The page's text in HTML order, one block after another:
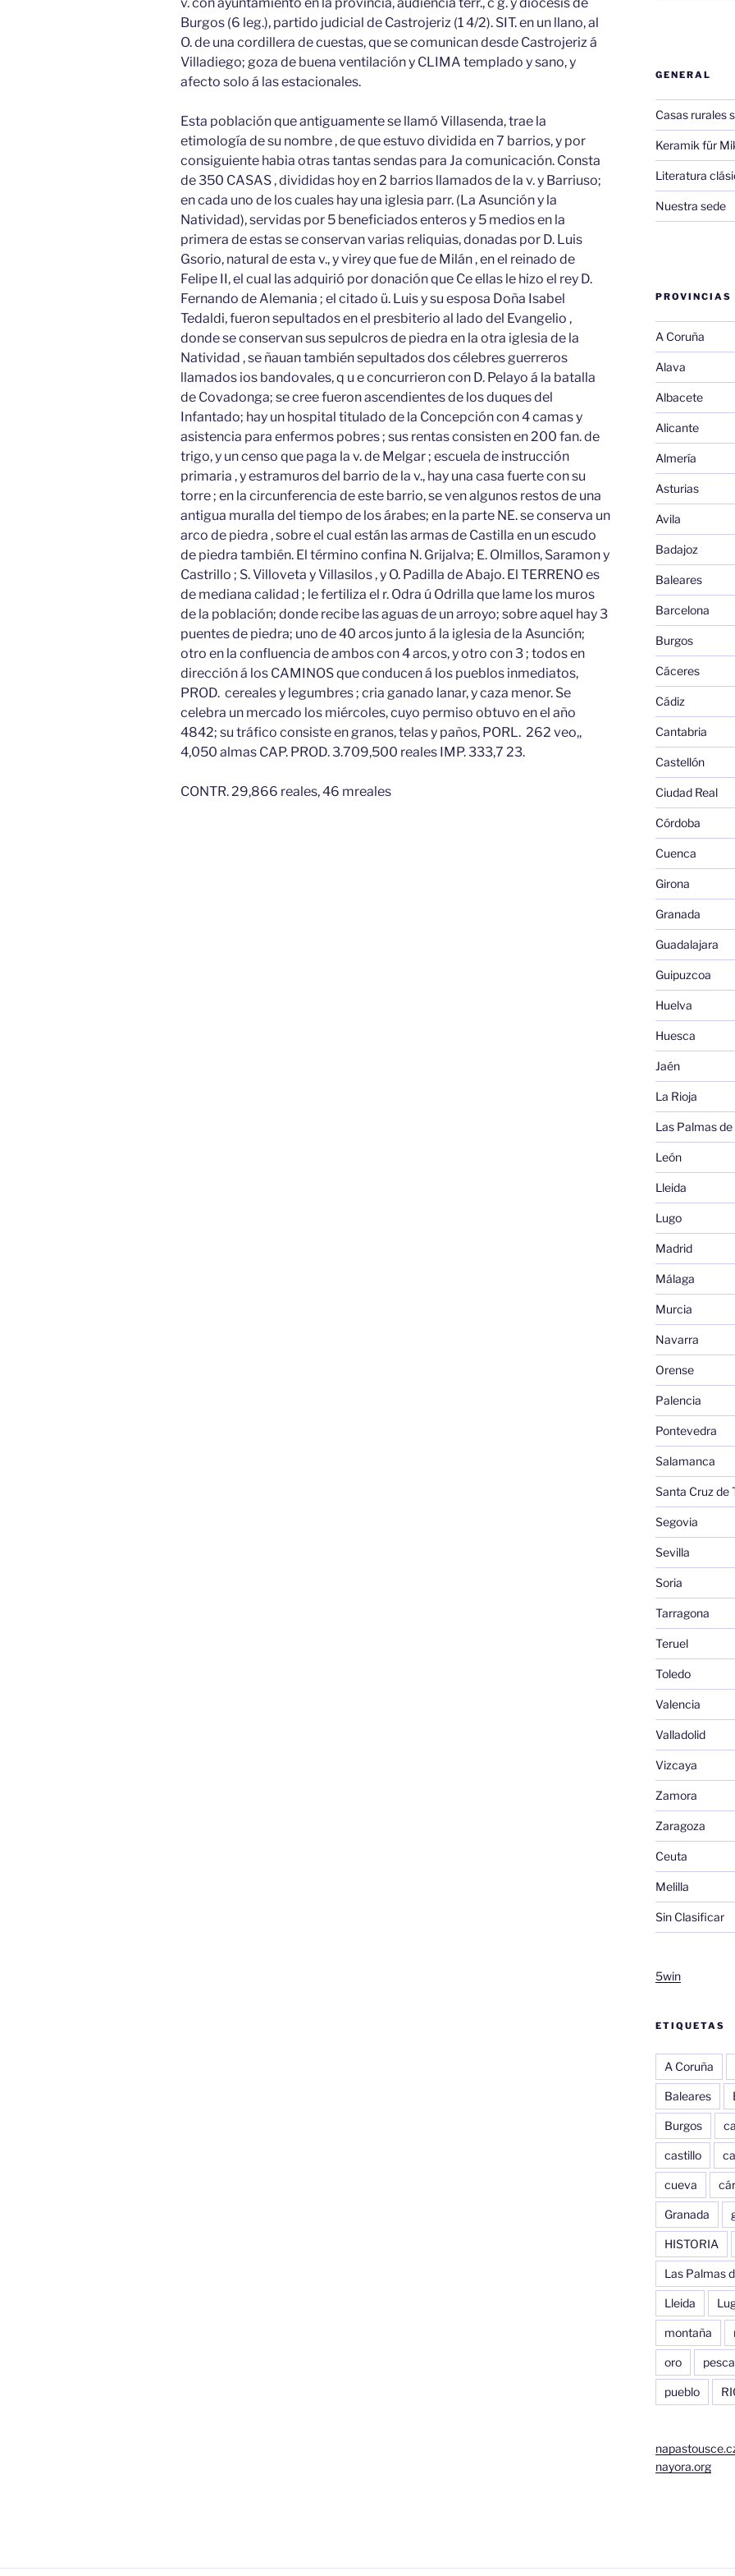
Burgos (6 leg.), partido judicial de Castrojeriz (1 4/2). SIT. en un llano, al
O. de una cordillera de cuestas, que se comunican desde Castrojeriz á
Villadiego; goza de buena ventilación y CLIMA templado y sano, y
afecto solo á las estacionales.
Esta población que antiguamente se llamó Villasenda, trae la
etimología de su nombre , de que estuvo dividida en 7 barrios, y por
consiguiente habia otras tantas sendas para Ja comunicación. Consta
de 350 CASAS , divididas hoy en 2 barrios llamados de la v. y Barriuso;
en cada uno de los cuales hay una iglesia parr. (La Asunción y la
Natividad), servidas por 5 beneficiados enteros y 5 medios en la
primera de estas se conservan varias reliquias, donadas por D. Luis
Gsorio, natural de esta v., y virey que fue de Milán , en el reinado de
Felipe II, el cual las adquirió por donación que Ce ellas le hizo el rey D.
Fernando de Alemania ; el citado ü. Luis y su esposa Doña Isabel
Tedaldi, fueron sepultados en el presbiterio al lado del Evangelio ,
donde se conservan sus sepulcros de piedra en la otra iglesia de la
Natividad , se ñauan también sepultados dos célebres guerreros
llamados ios bandovales, q u e concurrieron con D. Pelayo á la batalla
de Covadonga; se cree fueron ascendientes de los duques del
Infantado; hay un hospital titulado de la Concepción con 4 camas y
asistencia para enfermos pobres ; sus rentas consisten en 200 fan. de
trigo, y un censo que paga la v. de Melgar ; escuela de instrucción
primaria , y estramuros del barrio de la v., hay una casa fuerte con su
torre ; en la circunferencia de este barrio, se ven algunos restos de una
antigua muralla del tiempo de los árabes; en la parte NE. se conserva un
arco de piedra , sobre el cual están las armas de Castilla en un escudo
de piedra también. El término confina N. Grijalva; E. Olmillos, Saramon y
Castrillo ; S. Villoveta y Villasilos , y O. Padilla de Abajo. El TERRENO es
de mediana calidad ; le fertiliza el r. Odra ú Odrilla que lame los muros
de la población; donde recibe las aguas de un arroyo; sobre aquel hay 3
puentes de piedra; uno de 40 arcos junto á la iglesia de la Asunción;
otro en la confluencia de ambos con 4 arcos, y otro con 3 ; todos en
dirección á los CAMINOS que conducen á los pueblos inmediatos,
PROD. cereales y legumbres ; cria ganado lanar, y caza menor. Se
celebra un mercado los miércoles, cuyo permiso obtuvo en el año
4842; su tráfico consiste en granos, telas y paños, PORL. 262 veo,,
4,050 almas CAP. PROD. 3.709,500 reales IMP. 333,7 23.
CONTR. 29,866 reales, 46 mreales
GENERAL
Casas rurales
Keramik für
Literatura
Nuestra sede
PROVINCIAS
A Coruña
Alava
Albacete
Alicante
Almería
Asturias
Avila
Badajoz
Baleares
Barcelona
Burgos
Cáceres
Cádiz
Cantabria
Castellón
Ciudad Real
Córdoba
Cuenca
Girona
Granada
Guadalajara
Guipuzcoa
Huelva
Huesca
Jaén
La Rioja
Las Palmas
León
Lleida
Lugo
Madrid
Málaga
Murcia
Navarra
Orense
Palencia
Pontevedra
Salamanca
Santa Cruz de
Segovia
Sevilla
Soria
Tarragona
Teruel
Toledo
Valencia
Valladolid
Vizcaya
Zamora
Zaragoza
Ceuta
Melilla
Sin Clasificar
5win
ETIQUETAS
A Coruña
Baleares
Burgos
castillo
cueva
Granada
HISTORIA
Las Palmas
Lleida
montaña
oro pesca
pueblo
nayora.org